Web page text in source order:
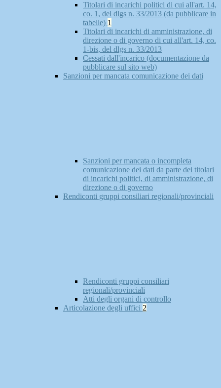
Titolari di incarichi politici di cui all'art. 14,
co. 1, del dlgs n. 33/2013 (da pubblicare in
tabelle) 1
Titolari di incarichi di amministrazione, di
direzione o di governo di cui all'art. 14, co.
1-bis, del dlgs n. 33/2013
Cessati dall'incarico (documentazione da
pubblicare sul sito web)
Sanzioni per mancata comunicazione dei dati
Sanzioni per mancata o incompleta
comunicazione dei dati da parte dei titolari
di incarichi politici, di amministrazione, di
direzione o di governo
Rendiconti gruppi consiliari regionali/provinciali
Rendiconti gruppi consiliari
regionali/provinciali
Atti degli organi di controllo
Articolazione degli uffici 2